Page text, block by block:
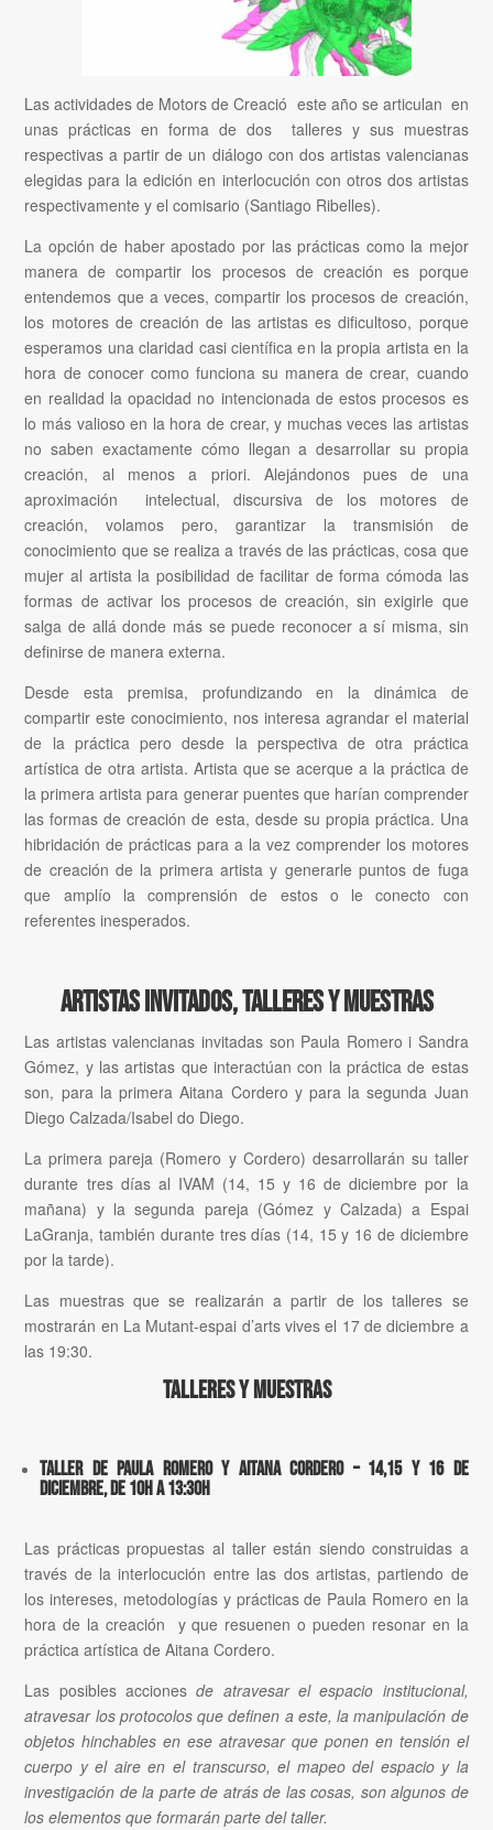
Las actividades de Motors de Creació este año se articulan en
unas prácticas en forma de dos talleres y sus muestras
respectivas a partir de un diálogo con dos artistas valencianas
elegidas para la edición en interlocución con otros dos artistas
respectivamente y el comisario (Santiago Ribelles).
La opción de haber apostado por las prácticas como la mejor
manera de compartir los procesos de creación es porque
entendemos que a veces, compartir los procesos de creación,
los motores de creación de las artistas es dificultoso, porque
esperamos una claridad casi científica en la propia artista en la
hora de conocer como funciona su manera de crear, cuando
en realidad la opacidad no intencionada de estos procesos es
lo más valioso en la hora de crear, y muchas veces las artistas
no saben exactamente cómo llegan a desarrollar su propia
creación, al menos a priori. Alejándonos pues de una
aproximación intelectual, discursiva de los motores de
creación, volamos pero, garantizar la transmisión de
conocimiento que se realiza a través de las prácticas, cosa que
mujer al artista la posibilidad de facilitar de forma cómoda las
formas de activar los procesos de creación, sin exigirle que
salga de allá donde más se puede reconocer a sí misma, sin
definirse de manera externa.
Desde esta premisa, profundizando en la dinámica de
compartir este conocimiento, nos interesa agrandar el material
de la práctica pero desde la perspectiva de otra práctica
artística de otra artista. Artista que se acerque a la práctica de
la primera artista para generar puentes que harían comprender
las formas de creación de esta, desde su propia práctica. Una
hibridación de prácticas para a la vez comprender los motores
de creación de la primera artista y generarle puntos de fuga
que amplío la comprensión de estos o le conecto con
referentes inesperados.
Artistas invitados, talleres ymuestras
Las artistas valencianas invitadas son Paula Romero i Sandra
Gómez, y las artistas que interactúan con la práctica de estas
son, para la primera Aitana Cordero y para la segunda Juan
Diego Calzada/Isabel do Diego.
La primera pareja (Romero y Cordero) desarrollarán su taller
durante tres días al IVAM (14, 15 y 16 de diciembre por la
mañana) y la segunda pareja (Gómez y Calzada) a Espai
LaGranja, también durante tres días (14, 15 y 16 de diciembre
por la tarde).
Las muestras que se realizarán a partir de los talleres se
mostrarán en La Mutant-espai d’arts vives el 17 de diciembre a
las 19:30.
Talleres y muestras
Taller de Paula Romero y Aitana Cordero – 14,15 y 16 de
diciembre, de 10h a 13:30h
Las prácticas propuestas al taller están siendo construidas a
través de la interlocución entre las dos artistas, partiendo de
los intereses, metodologías y prácticas de Paula Romero en la
hora de la creación y que resuenen o pueden resonar en la
práctica artística de Aitana Cordero.
Las posibles accionesde atravesar el espacio institucional,
atravesar los protocolos que definen a este, la manipulación de
objetos hinchables en ese atravesar que ponen en tensión el
cuerpo y el aire en el transcurso, el mapeo del espacio y la
investigación de la parte de atrás de las cosas, son algunos de
los elementos que formarán parte del taller.